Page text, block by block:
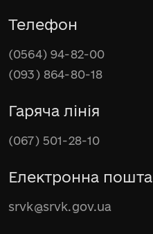
Телефон
(0564) 94-82-00
(093) 864-80-18
Гаряча лінія
(067) 501-28-10
Електронна пошта
srvk@srvk.gov.ua